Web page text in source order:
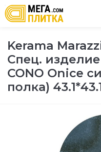
Kerama
Спец.
CONO Onice
полка)